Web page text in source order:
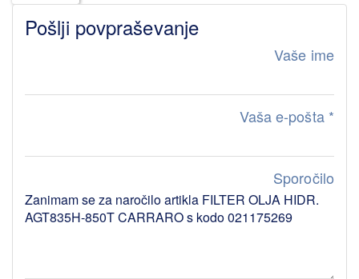
Pošlji povpraševanje
Vaše ime
Vaša e-pošta *
Sporočilo